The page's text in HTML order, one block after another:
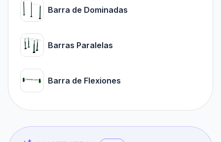
Barra de Dominadas
Barras Paralelas
Barra de Flexiones